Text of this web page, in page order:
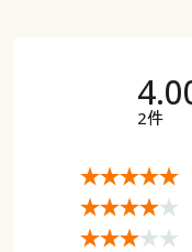
幅200×丈215cm(1枚
幅200×丈220cm(1枚物
幅200×丈230cm(1枚
幅200×丈240cm(1枚物
幅200×丈250cm(1枚
2件